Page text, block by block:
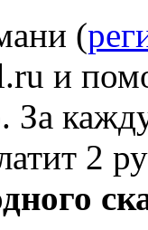
(
и
За
2